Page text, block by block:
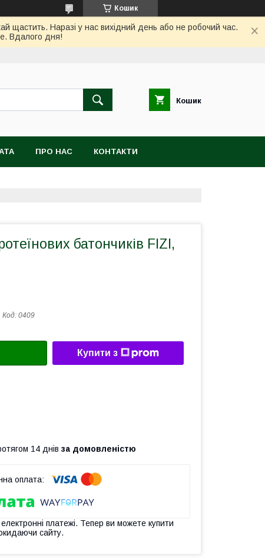
Кошик
щастить. Наразі у нас вихідний день або не робочий час.
Вдалого дня!
Кошик
ПРО НАС КОНТАКТИ
батончиків FIZI,
Код: 0409
Купити з
14 днів за домовленістю
електронні платежі. Тепер ви можете купити
сайту.